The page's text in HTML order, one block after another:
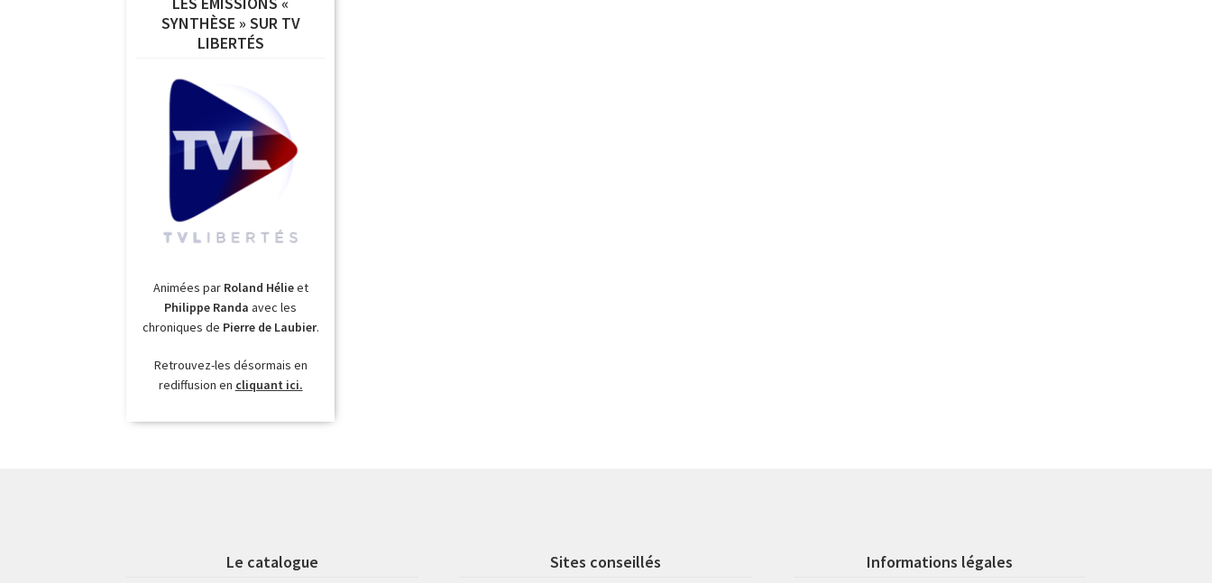
SYNTHÈSE » SUR TV
LIBERTÉS
Animées par Roland Hélieet
Philippe Randa avec les
chroniques de Pierre de Laubier.
Retrouvez-les désormais en
rediffusion en cliquant ici.
Le catalogue Sites conseillés Informations légales